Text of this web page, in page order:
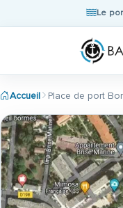
Le
Accueil Place de port